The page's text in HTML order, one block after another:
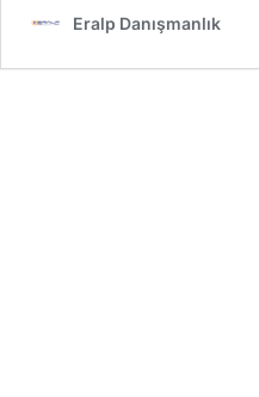
Eralp Danışmanlık